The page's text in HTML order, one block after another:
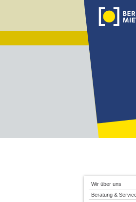
Wir über uns
Beratung &